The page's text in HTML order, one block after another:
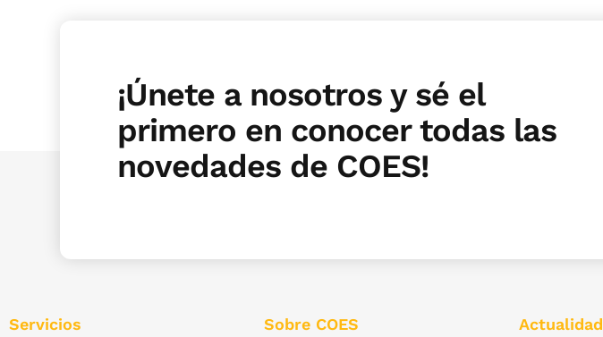
¡Únete a nosotros y sé el
primero en conocer todas las
novedades de COES!
Servicios Sobre COES Actualidad